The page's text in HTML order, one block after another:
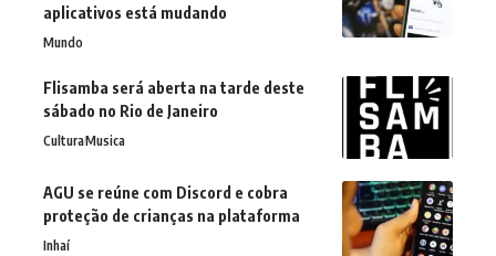
aplicativos está mudando
Mundo
Flisamba será aberta na tarde deste
sábado no Rio de Janeiro
CulturaMusica
AGU se reúne com Discord e cobra
proteção de crianças na plataforma
Inhaí